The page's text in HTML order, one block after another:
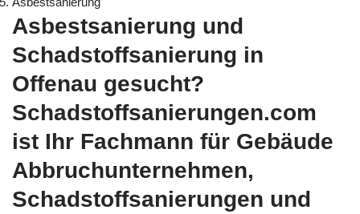
Asbestsanierung und
Schadstoffsanierung in
Offenau gesucht?
Schadstoffsanierungen.com
ist Ihr Fachmann für Gebäude
Abbruchunternehmen,
Schadstoffsanierungen und